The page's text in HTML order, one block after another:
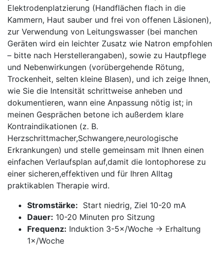
Elektrodenplatzierung ⁤(Handflächen flach in die⁤
Kammern, Haut ‍sauber und⁤ frei von ‍offenen‌ Läsionen),
zur Verwendung von Leitungswasser (bei manchen
Geräten wird ein⁤ leichter Zusatz wie ​Natron empfohlen
– bitte ​nach Herstellerangaben), sowie zu Hautpflege
und​ Nebenwirkungen (vorübergehende Rötung,
Trockenheit, selten kleine Blasen), ‍und ich zeige ⁢Ihnen,
wie Sie die Intensität schrittweise anheben und
⁣dokumentieren, wann ‌eine Anpassung nötig ist; in‌
meinen Gesprächen betone ich außerdem klare
Kontraindikationen (z. B.
Herzschrittmacher,Schwangere,neurologische
Erkrankungen) und stelle gemeinsam mit⁣ Ihnen einen
einfachen Verlaufsplan ​auf,damit ‌die ​Iontophorese‌ zu⁤
einer sicheren,effektiven und für Ihren Alltag
praktikablen Therapie‍ wird.
Stromstärke: ‍ Start niedrig, ⁤Ziel 10-20 mA
Dauer: 10-20 Minuten pro Sitzung
Frequenz: Induktion ‍3-5×/Woche → Erhaltung
‌1×/Woche